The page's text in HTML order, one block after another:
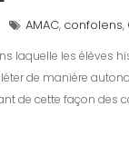
AMAC, confolens,
laquelle les élèves
de manière
de cette façon des